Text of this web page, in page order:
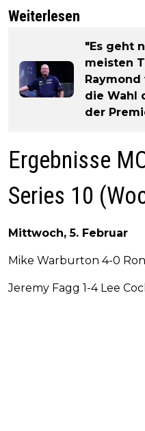
Weiterlesen
"Es geht
meisten
die Wahl
der
Ergebnisse
Series 10
Mittwoch, 5. Februar
Mike Warburton 4-0
Jeremy Fagg 1-4 Lee